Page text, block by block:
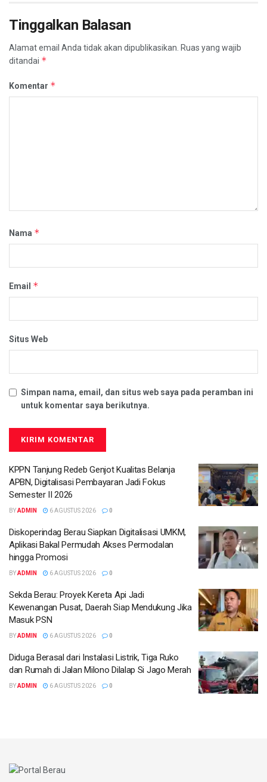
Tinggalkan Balasan
Alamat email Anda tidak akan dipublikasikan. Ruas yang wajib
ditandai *
Komentar *
Nama *
Email *
Situs Web
Simpan nama, email, dan situs web saya pada peramban ini
untuk komentar saya berikutnya.
KPPN Tanjung Redeb Genjot Kualitas Belanja
APBN, Digitalisasi Pembayaran Jadi Fokus
Semester II 2026
BYADMIN 6 AGUSTUS 2026 0
Diskoperindag Berau Siapkan Digitalisasi UMKM,
Aplikasi Bakal Permudah Akses Permodalan
hingga Promosi
BYADMIN 6 AGUSTUS 2026 0
Sekda Berau: Proyek Kereta Api Jadi
Kewenangan Pusat, Daerah Siap Mendukung Jika
Masuk PSN
BYADMIN 6 AGUSTUS 2026 0
Diduga Berasal dari Instalasi Listrik, Tiga Ruko
dan Rumah di Jalan Milono Dilalap Si Jago Merah
BYADMIN 6 AGUSTUS 2026 0